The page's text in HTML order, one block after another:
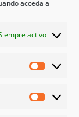
acceda a
activo